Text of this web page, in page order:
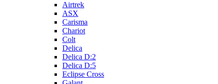
Airtrek
ASX
Carisma
Chariot
Colt
Delica
Delica D:2
Delica D:5
Eclipse Cross